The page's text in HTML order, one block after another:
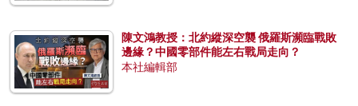
陳文鴻教授：北約縱深空襲 俄羅斯瀕臨戰敗
邊緣？中國零部件能左右戰局走向？
本社編輯部